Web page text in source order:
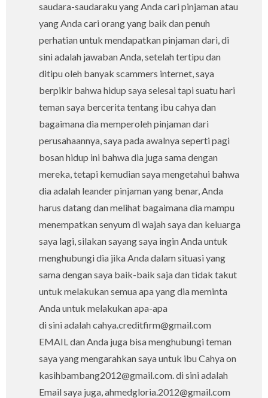
saudara-saudaraku yang Anda cari pinjaman atau
yang Anda cari orang yang baik dan penuh
perhatian untuk mendapatkan pinjaman dari, di
sini adalah jawaban Anda, setelah tertipu dan
ditipu oleh banyak scammers internet, saya
berpikir bahwa hidup saya selesai tapi suatu hari
teman saya bercerita tentang ibu cahya dan
bagaimana dia memperoleh pinjaman dari
perusahaannya, saya pada awalnya seperti pagi
bosan hidup ini bahwa dia juga sama dengan
mereka, tetapi kemudian saya mengetahui bahwa
dia adalah leander pinjaman yang benar, Anda
harus datang dan melihat bagaimana dia mampu
menempatkan senyum di wajah saya dan keluarga
saya lagi, silakan sayang saya ingin Anda untuk
menghubungi dia jika Anda dalam situasi yang
sama dengan saya baik-baik saja dan tidak takut
untuk melakukan semua apa yang dia meminta
Anda untuk melakukan apa-apa
di sini adalah cahya.creditfirm@gmail.com
EMAIL dan Anda juga bisa menghubungi teman
saya yang mengarahkan saya untuk ibu Cahya on
kasihbambang2012@gmail.com. di sini adalah
Email saya juga, ahmedgloria.2012@gmail.com